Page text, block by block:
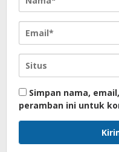
Simpan nama,
peramban ini untuk